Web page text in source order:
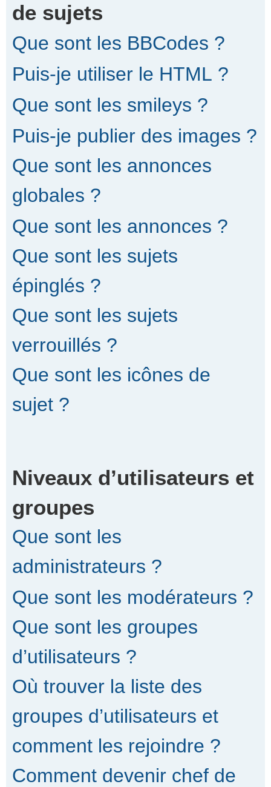
de sujets
Que sont les BBCodes ?
Puis-je utiliser le HTML ?
Que sont les smileys ?
Puis-je publier des images ?
Que sont les annonces
globales ?
Que sont les annonces ?
Que sont les sujets
épinglés ?
Que sont les sujets
verrouillés ?
Que sont les icônes de
sujet ?
Niveaux d’utilisateurs et
groupes
Que sont les
administrateurs ?
Que sont les modérateurs ?
Que sont les groupes
d’utilisateurs ?
Où trouver la liste des
groupes d’utilisateurs et
comment les rejoindre ?
Comment devenir chef de